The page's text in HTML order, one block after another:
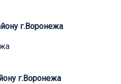
г.Воронежа
г.Воронежа